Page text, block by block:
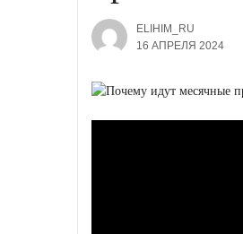
ELIHIM_RU
16 АПРЕЛЯ 2024